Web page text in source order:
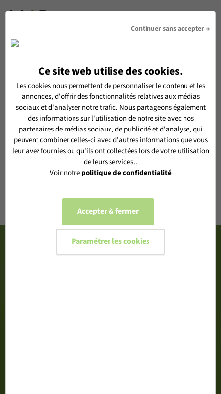
Continuer sans accepter →
Ce site web utilise des cookies.
Les cookies nous permettent de personnaliser le contenu et les
annonces, d'offrir des fonctionnalités relatives aux médias
sociaux et d'analyser notre trafic. Nous partageons également
des informations sur l'utilisation de notre site avec nos
partenaires de médias sociaux, de publicité et d'analyse, qui
peuvent combiner celles-ci avec d'autres informations que vous
leur avez fournies ou qu'ils ont collectées lors de votre utilisation
de leurs services..
Voir notrepolitique de confidentialité
Accepter & fermer
Paramétrer les cookies
RECEVOIR LA NEWSLETTER MéO
En vous inscrivant, vous acceptez de recevoir notre
newsletter MéO et vous acceptez l'utilisation de vos données
personnelles selon notre politique de confidentialité